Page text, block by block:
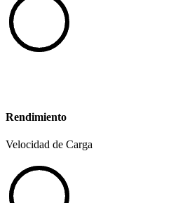
Rendimiento
Velocidad de Carga